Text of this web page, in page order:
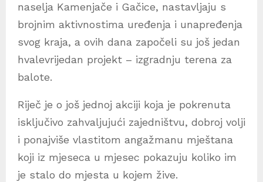
naselja Kamenjače i Gačice, nastavljaju s
brojnim aktivnostima uređenja i unapređenja
svog kraja, a ovih dana započeli su još jedan
hvalevrijedan projekt – izgradnju terena za
balote.
Riječ je o još jednoj akciji koja je pokrenuta
isključivo zahvaljujući zajedništvu, dobroj volji
i ponajviše vlastitom angažmanu mještana
koji iz mjeseca u mjesec pokazuju koliko im
je stalo do mjesta u kojem žive.